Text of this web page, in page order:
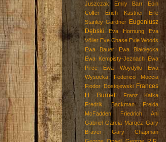
Juszczak
Emily Barr
Eoin
Colfer
Erich Kästner
Erle
Stanley Gardner Eugeniusz
Dębski
Eva Hornung
Eva
Völler Eve Chase Evie Woods
Ewa Bauer
Ewa Białołęcka
Ewa Kempisty-Jeznach
Ewa
Pirce
Ewa Woydyłło
Ewa
Wysocka
Federico Moccia
Fiodor Dostojewski
Frances
H. Burnett
Franz Kafka
Fredrik Backman
Freida
McFadden
Friedrich Ani
Gabriel Garcia Marqez Gary
Braver
Gary Chapman